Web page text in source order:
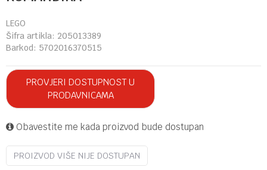
LEGO
Šifra artikla: 205013389
Barkod: 5702016370515
PROVJERI DOSTUPNOST U
PRODAVNICAMA
Obavestite me kada proizvod bude dostupan
PROIZVOD VIŠE NIJE DOSTUPAN